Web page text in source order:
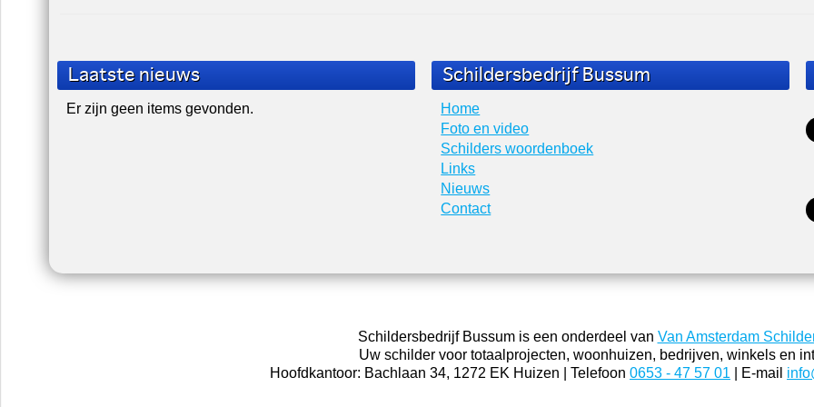
Laatste nieuws
Er zijn geen items gevonden.
Schildersbedrijf Bussum
Home
Foto en video
Schilders woordenboek
Links
Nieuws
Contact
Schildersbedrijf Bussum is een onderdeel van Van Amsterdam
Uw schilder voor totaalprojecten, woonhuizen, bedrijven, winkels en
Hoofdkantoor: Bachlaan 34, 1272 EK Huizen | Telefoon 0653 - 47 57 01 | E-mail